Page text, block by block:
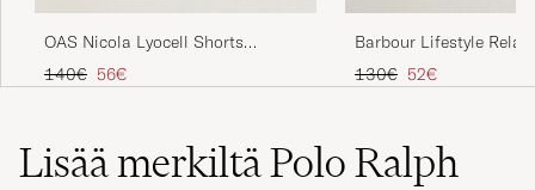
OAS Nicola Lyocell Shorts
Palmoza
Tavallinen hinta
140€ Alennettu hinta
56€
Barbour Lifestyle
Highland Loch
Tavallinen hinta
130€ Alennettu hinta
52€
Lisää merkiltä Polo Ralph